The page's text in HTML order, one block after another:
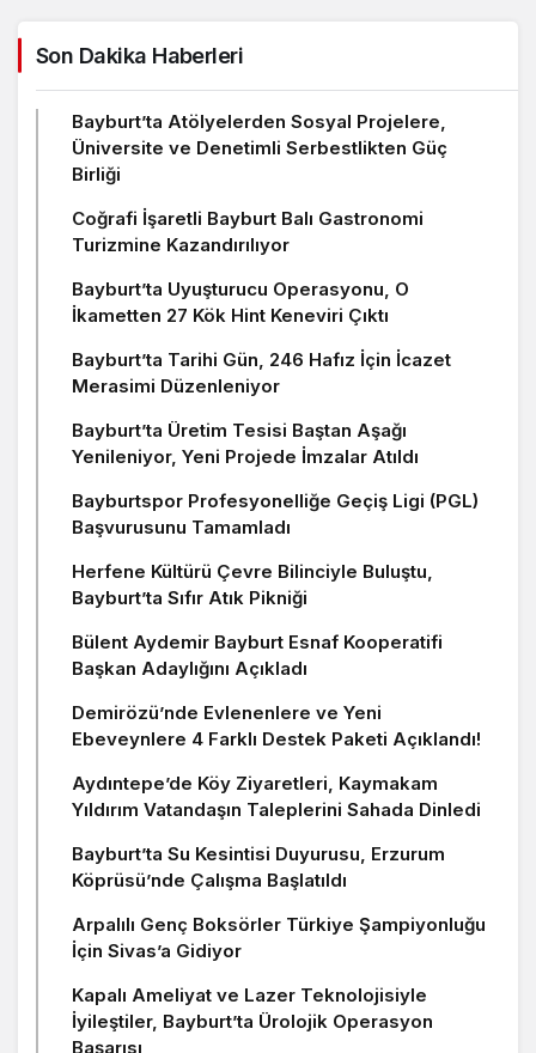
Son Dakika Haberleri
Bayburt’ta Atölyelerden Sosyal Projelere,
Üniversite ve Denetimli Serbestlikten Güç
Birliği
Coğrafi İşaretli Bayburt Balı Gastronomi
Turizmine Kazandırılıyor
Bayburt’ta Uyuşturucu Operasyonu, O
İkametten 27 Kök Hint Keneviri Çıktı
Bayburt’ta Tarihi Gün, 246 Hafız İçin İcazet
Merasimi Düzenleniyor
Bayburt’ta Üretim Tesisi Baştan Aşağı
Yenileniyor, Yeni Projede İmzalar Atıldı
Bayburtspor Profesyonelliğe Geçiş Ligi (PGL)
Başvurusunu Tamamladı
Herfene Kültürü Çevre Bilinciyle Buluştu,
Bayburt’ta Sıfır Atık Pikniği
Bülent Aydemir Bayburt Esnaf Kooperatifi
Başkan Adaylığını Açıkladı
Demirözü’nde Evlenenlere ve Yeni
Ebeveynlere 4 Farklı Destek Paketi Açıklandı!
Aydıntepe’de Köy Ziyaretleri, Kaymakam
Yıldırım Vatandaşın Taleplerini Sahada Dinledi
Bayburt’ta Su Kesintisi Duyurusu, Erzurum
Köprüsü’nde Çalışma Başlatıldı
Arpalılı Genç Boksörler Türkiye Şampiyonluğu
İçin Sivas’a Gidiyor
Kapalı Ameliyat ve Lazer Teknolojisiyle
İyileştiler, Bayburt’ta Ürolojik Operasyon
Başarısı